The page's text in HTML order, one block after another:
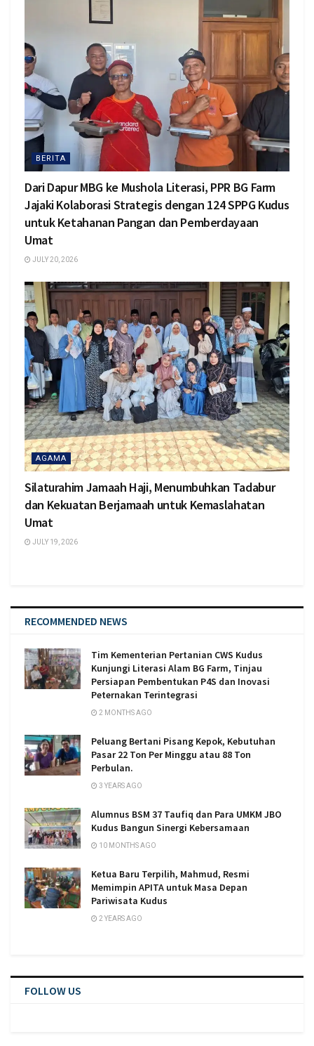
BERITA
Dari Dapur MBG ke Mushola Literasi, PPR BG Farm
Jajaki Kolaborasi Strategis dengan 124 SPPG Kudus
untuk Ketahanan Pangan dan Pemberdayaan
Umat
JULY 20, 2026
AGAMA
Silaturahim Jamaah Haji, Menumbuhkan Tadabur
dan Kekuatan Berjamaah untuk Kemaslahatan
Umat
JULY 19, 2026
RECOMMENDED NEWS
Tim Kementerian Pertanian CWS Kudus
Kunjungi Literasi Alam BG Farm, Tinjau
Persiapan Pembentukan P4S dan Inovasi
Peternakan Terintegrasi
2 MONTHS AGO
Peluang Bertani Pisang Kepok, Kebutuhan
Pasar 22 Ton Per Minggu atau 88 Ton
Perbulan.
3 YEARS AGO
Alumnus BSM 37 Taufiq dan Para UMKM JBO
Kudus Bangun Sinergi Kebersamaan
10 MONTHS AGO
Ketua Baru Terpilih, Mahmud, Resmi
Memimpin APITA untuk Masa Depan
Pariwisata Kudus
2 YEARS AGO
FOLLOW US